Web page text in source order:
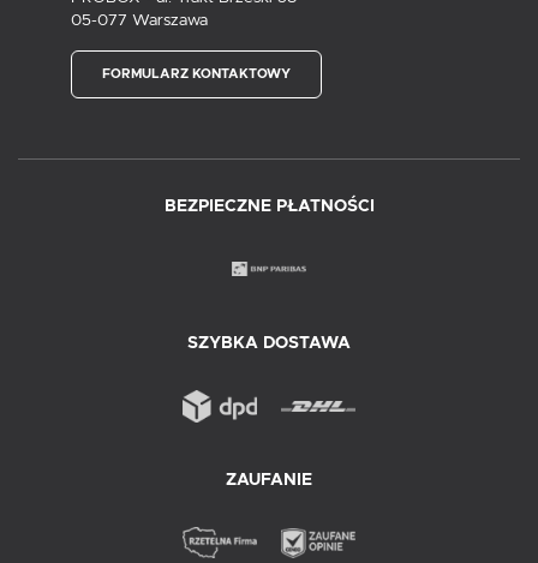
05-077 Warszawa
FORMULARZ KONTAKTOWY
BEZPIECZNE PŁATNOŚCI
SZYBKA DOSTAWA
ZAUFANIE